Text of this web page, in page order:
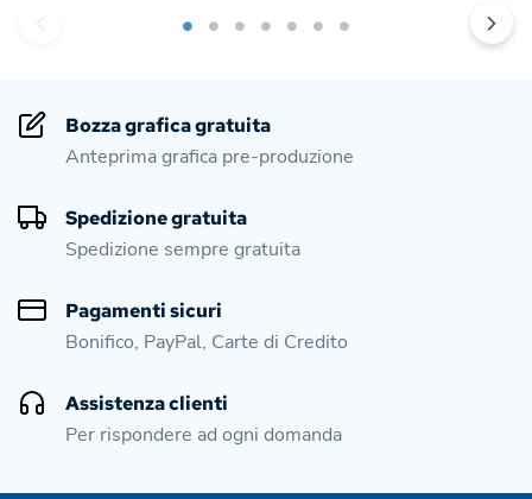
Bozza grafica gratuita
Anteprima grafica pre-produzione
Spedizione gratuita
Spedizione sempre gratuita
Pagamenti sicuri
Bonifico, PayPal, Carte di Credito
Assistenza clienti
Per rispondere ad ogni domanda